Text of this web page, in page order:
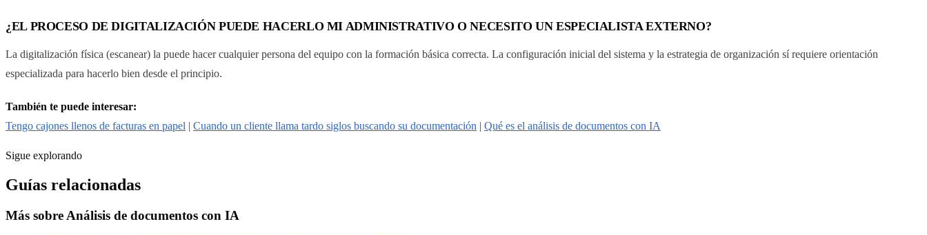
¿EL PROCESO DE DIGITALIZACIÓN PUEDE HACERLO MI ADMINISTRATIVO O NECESITO UN ESPECIALISTA EXTERNO?
La digitalización física (escanear) la puede hacer cualquier persona del equipo con la formación básica correcta. La configuración inicial del sistema y la estrategia de organización sí requiere orientación
especializada para hacerlo bien desde el principio.
También te puede interesar:
Tengo cajones llenos de facturas en papel | Cuando un cliente llama tardo siglos buscando su documentación | Qué es el análisis de documentos con IA
Sigue explorando
Guías relacionadas
Más sobre Análisis de documentos con IA